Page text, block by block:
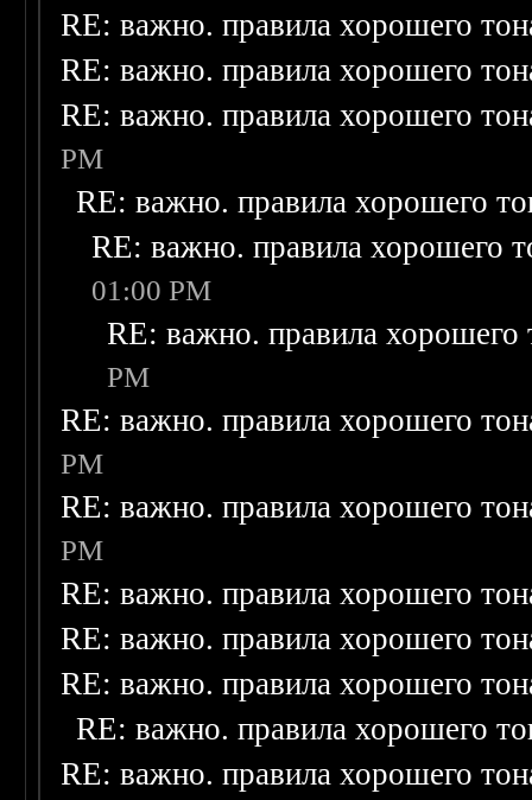
RE: важно. правила хорошего
RE: важно. правила хорошего
RE: важно. правила хорошего
PM
RE: важно. правила хорошего
RE: важно. правила хорошего
01:00 PM
RE: важно. правила хорошего
PM
RE: важно. правила хорошего
PM
RE: важно. правила хорошего
PM
RE: важно. правила хорошего
RE: важно. правила хорошего
RE: важно. правила хорошего
RE: важно. правила хорошего
RE: важно. правила хорошего